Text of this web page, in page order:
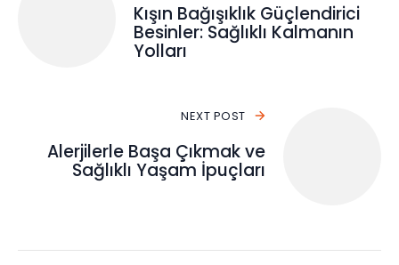
Kışın Bağışıklık Güçlendirici
Besinler: Sağlıklı Kalmanın
Yolları
NEXT POST
Alerjilerle Başa Çıkmak ve
Sağlıklı Yaşam İpuçları